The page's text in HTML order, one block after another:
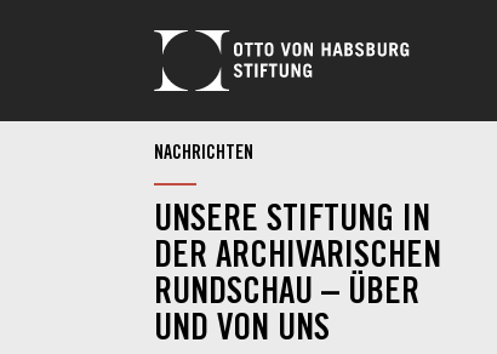
NACHRICHTEN
UNSERE STIFTUNG IN
DER ARCHIVARISCHEN
RUNDSCHAU – ÜBER
UND VON UNS